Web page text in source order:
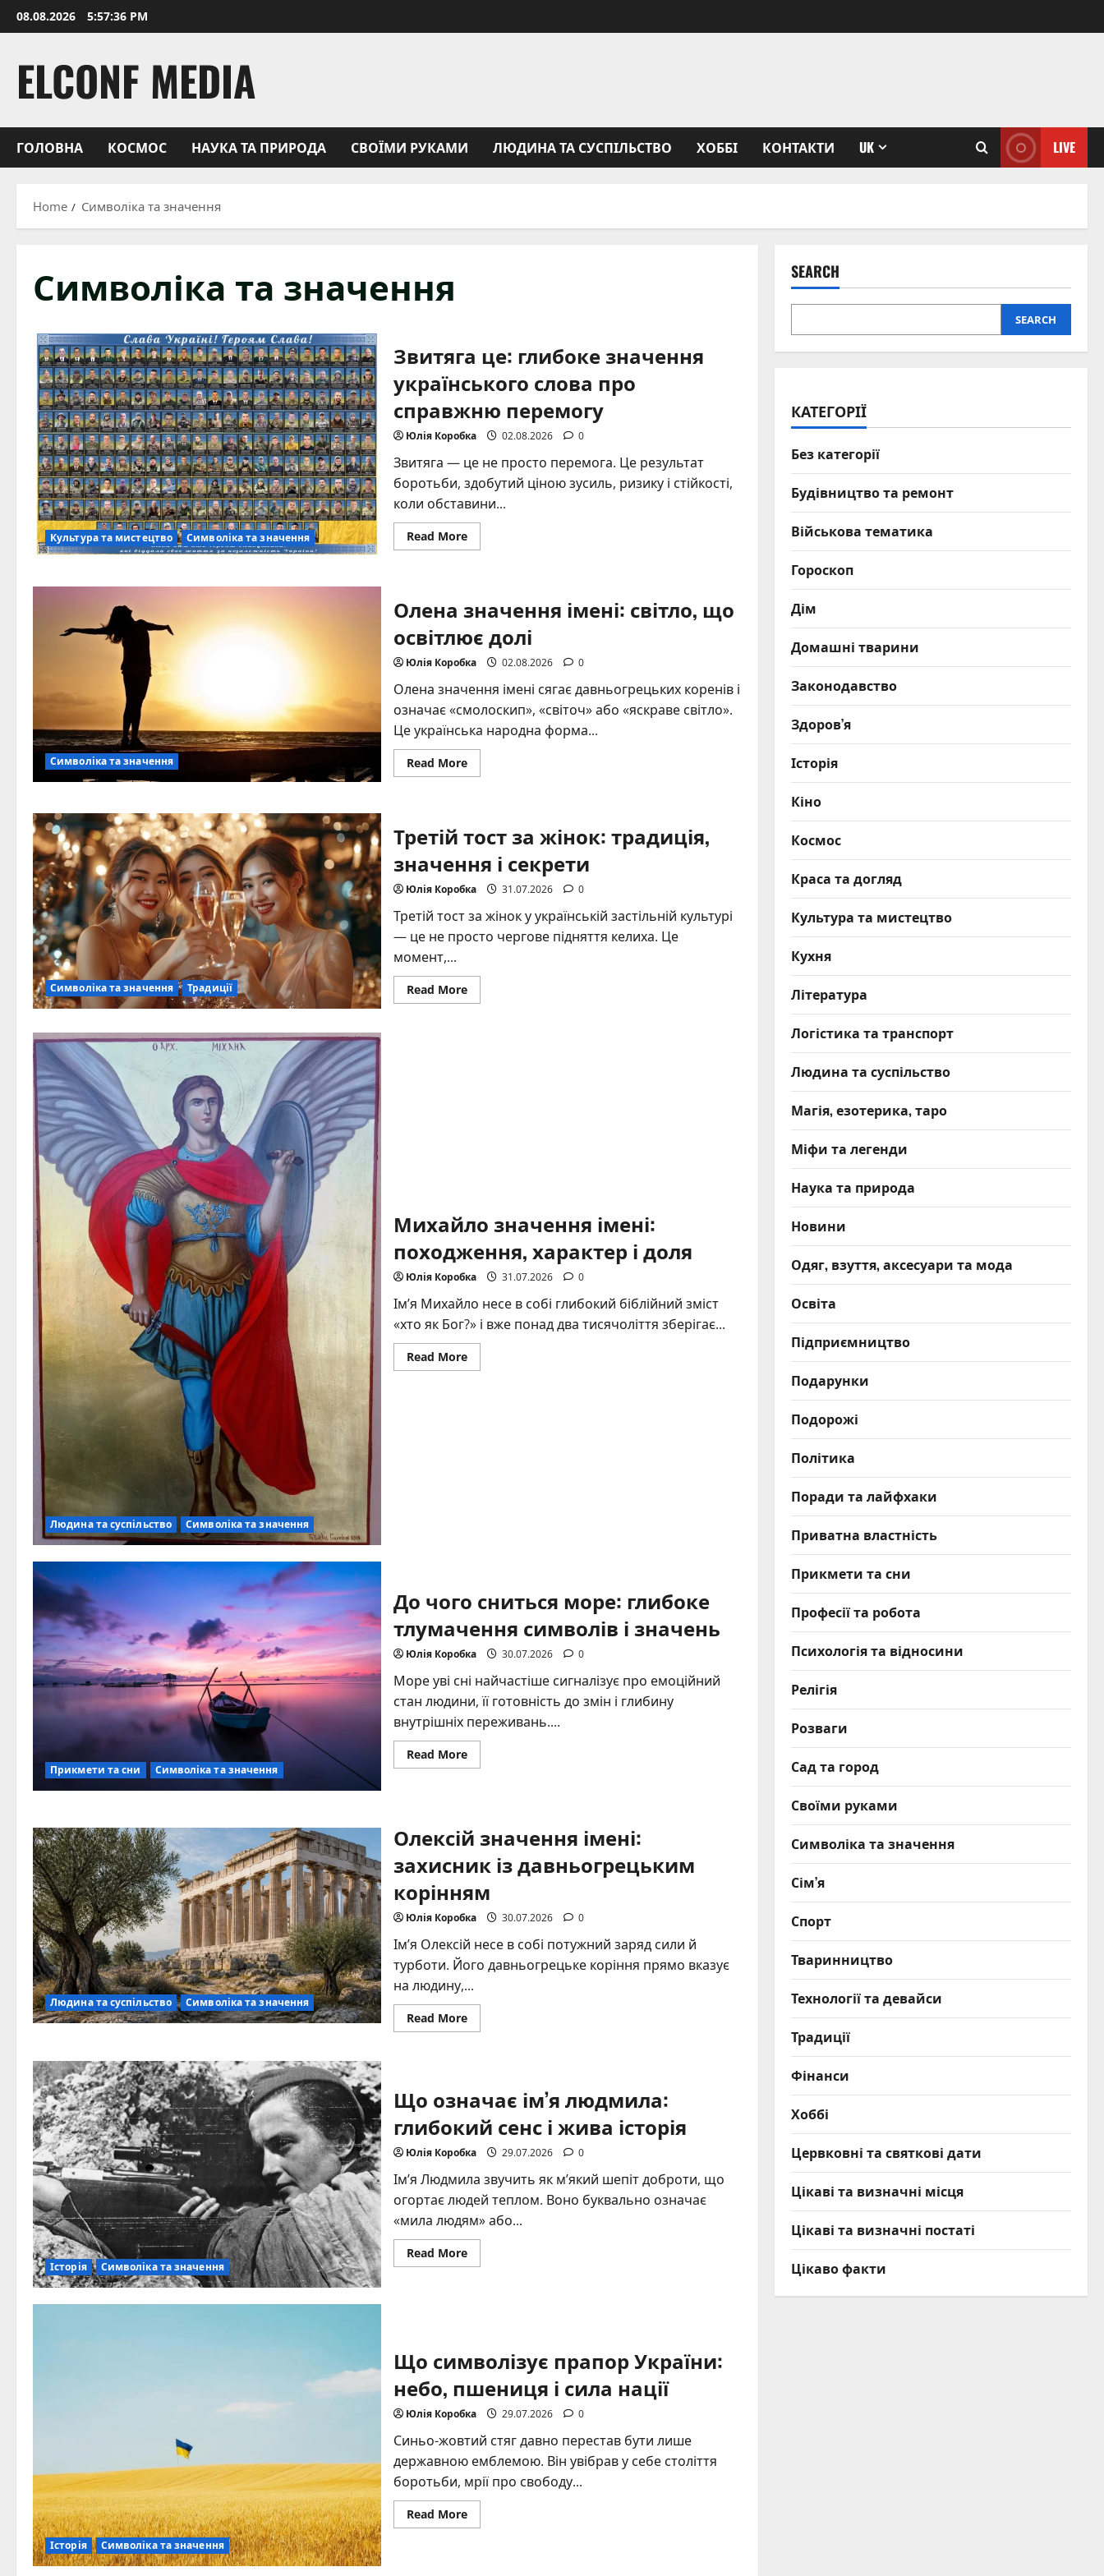
Skip
to
08.08.2026 5:57:37 PM
ELCONF MEDIA
ГОЛОВНА КОСМОС НАУКА ТА ПРИРОДА СВОЇМИ РУКАМИ ЛЮДИНА ТА СУСПІЛЬСТВО ХОББІ КОНТАКТИ UK LIVE
Home Символіка та значення
Символіка та значення
Культура та мистецтво Символіка та значення
Звитяга це: глибоке значення
українського слова про
справжню перемогу
Юлія Коробка 02.08.2026 0
Звитяга — це не просто перемога. Це результат
боротьби, здобутий ціною зусиль, ризику і стійкості,
коли обставини...
Read MoreRead
more
значення
українського
про
справжню
перемогу
Символіка та значення
Олена значення імені: світло, що
освітлює долі
Юлія Коробка 02.08.2026 0
Олена значення імені сягає давньогрецьких коренів і
означає «смолоскип», «світоч» або «яскраве світло».
Це українська народна форма...
Read MoreRead
more
світло,
що
освітлює
долі
Символіка та значення Традиції
Третій тост за жінок: традиція,
значення і секрети
Юлія Коробка 31.07.2026 0
Третій тост за жінок у українській застільній культурі
— це не просто чергове підняття келиха. Це
момент,...
Read MoreRead
more
Людина та суспільство Символіка та значення
Михайло значення імені:
походження, характер і доля
Юлія Коробка 31.07.2026 0
Ім’я Михайло несе в собі глибокий біблійний зміст
«хто як Бог?» і вже понад два тисячоліття зберігає...
Read MoreRead
more
Прикмети та сни Символіка та значення
До чого сниться море: глибоке
тлумачення символів і значень
Юлія Коробка 30.07.2026 0
Море уві сні найчастіше сигналізує про емоційний
стан людини, її готовність до змін і глибину
внутрішніх переживань....
Read MoreRead
more
глибоке
тлумачення
символів
і
Людина та суспільство Символіка та значення
Олексій значення імені:
захисник із давньогрецьким
корінням
Юлія Коробка 30.07.2026 0
Ім’я Олексій несе в собі потужний заряд сили й
турботи. Його давньогрецьке коріння прямо вказує
на людину,...
Read MoreRead
more
із
давньогрецьким
корінням
Історія Символіка та значення
Що означає ім’я людмила:
глибокий сенс і жива історія
Юлія Коробка 29.07.2026 0
Ім’я Людмила звучить як м’який шепіт доброти, що
огортає людей теплом. Воно буквально означає
«мила людям» або...
Read MoreRead
more
і
жива
Історія Символіка та значення
Що символізує прапор України:
небо, пшениця і сила нації
Юлія Коробка 29.07.2026 0
Синьо-жовтий стяг давно перестав бути лише
державною емблемою. Він увібрав у себе століття
боротьби, мрії про свободу...
Read MoreRead
more
SEARCH
SEARCH
КАТЕГОРІЇ
Без категорії
Будівництво та ремонт
Військова тематика
Гороскоп
Дім
Домашні тварини
Законодавство
Здоров’я
Історія
Кіно
Космос
Краса та догляд
Культура та мистецтво
Кухня
Література
Логістика та транспорт
Людина та суспільство
Магія, езотерика, таро
Міфи та легенди
Наука та природа
Новини
Одяг, взуття, аксесуари та мода
Освіта
Підприємництво
Подарунки
Подорожі
Політика
Поради та лайфхаки
Приватна властність
Прикмети та сни
Професії та робота
Психологія та відносини
Релігія
Розваги
Сад та город
Своїми руками
Символіка та значення
Сім’я
Спорт
Тваринництво
Технології та девайси
Традиції
Фінанси
Хоббі
Цервковні та святкові дати
Цікаві та визначні місця
Цікаві та визначні постаті
Цікаво факти